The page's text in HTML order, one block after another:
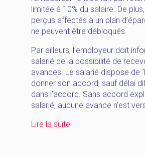
limitée à 10% du salaire. De
perçus affectés à un plan
ne peuvent être débloqués.
Par ailleurs, l’employeur doit
salarié de la possibilité de
avances. Le salarié dispose de
donner son accord, sauf délai
dans l’accord. Sans accord
salarié, aucune avance n’est
Lire la suite